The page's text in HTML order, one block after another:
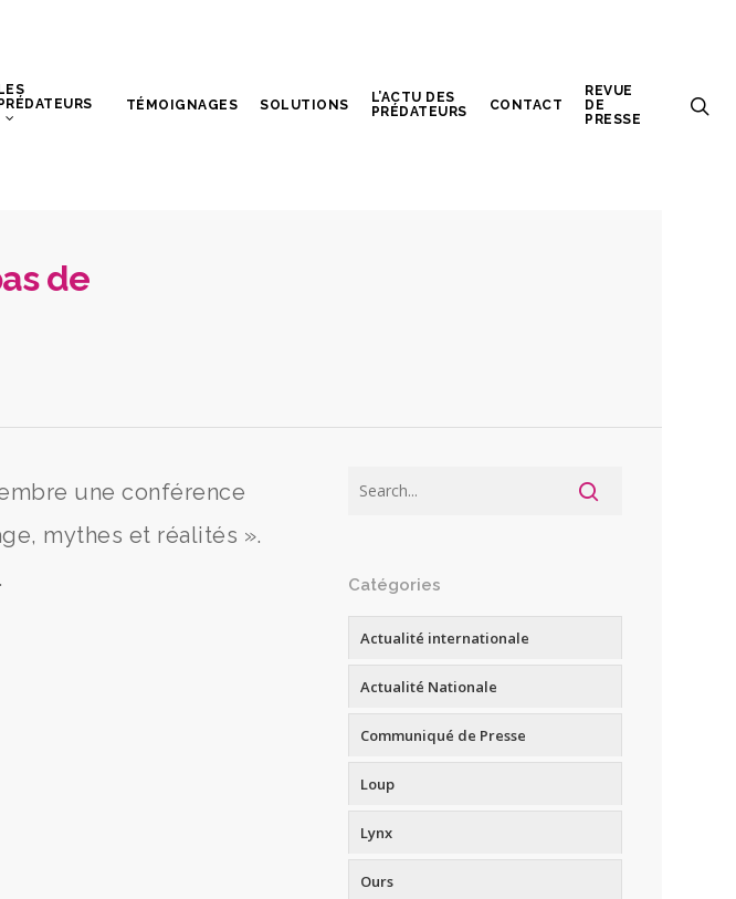
LES
PRÉDATEURS
TÉMOIGNAGES SOLUTIONS
L’ACTU DES
PRÉDATEURS
CONTACT
REVUE
DE
PRESSE
de
une conférence
mythes et réalités ».
Catégories
Actualité internationale
Actualité Nationale
Communiqué de Presse
Loup
Lynx
Ours